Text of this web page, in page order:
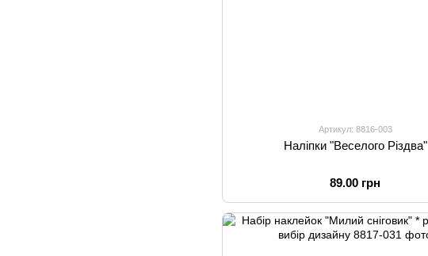
Артикул: 8816-003
Наліпки "Веселого Різдва"
89.00 грн